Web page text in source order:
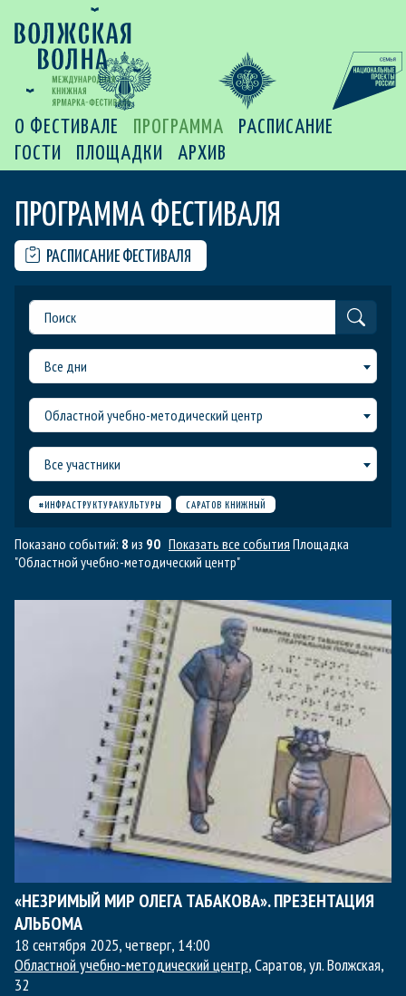
О ФЕСТИВАЛЕ ПРОГРАММА
РАСПИСАНИЕ
ГОСТИ
ПЛОЩАДКИ АРХИВ
ПРОГРАММА ФЕСТИВАЛЯ
РАСПИСАНИЕ ФЕСТИВАЛЯ
Все дни
Областной учебно-методический центр
Все участники
#ИНФРАСТРУКТУРАКУЛЬТУРЫ САРАТОВ КНИЖНЫЙ
Показано событий: 8 из 90 Показать все события Площадка
"Областной учебно-методический центр"
«НЕЗРИМЫЙ МИР ОЛЕГА ТАБАКОВА». ПРЕЗЕНТАЦИЯ
АЛЬБОМА
18 сентября 2025, четверг, 14:00
Областной учебно-методический центр, Саратов, ул. Волжская,
32